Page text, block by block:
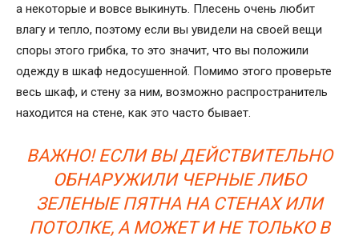
а некоторые и вовсе выкинуть. Плесень очень любит
влагу и тепло, поэтому если вы увидели на своей вещи
споры этого грибка, то это значит, что вы положили
одежду в шкаф недосушенной. Помимо этого проверьте
весь шкаф, и стену за ним, возможно распространитель
находится на стене, как это часто бывает.
ВАЖНО! ЕСЛИ ВЫ ДЕЙСТВИТЕЛЬНО
ОБНАРУЖИЛИ ЧЕРНЫЕ ЛИБО
ЗЕЛЕНЫЕ ПЯТНА НА СТЕНАХ ИЛИ
ПОТОЛКЕ, А МОЖЕТ И НЕ ТОЛЬКО В